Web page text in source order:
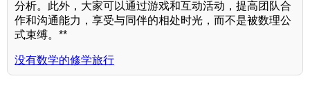
分析。此外，大家可以通过游戏和互动活动，提高团队合
作和沟通能力，享受与同伴的相处时光，而不是被数理公
式束缚。**
没有数学的修学旅行